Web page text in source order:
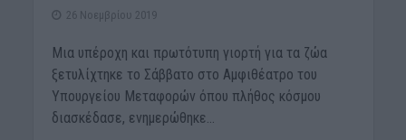
26 Νοεμβρίου 2019
Μια υπέροχη και πρωτότυπη γιορτή για τα ζώα
ξετυλίχτηκε το Σάββατο στο Αμφιθέατρο του
Υπουργείου Μεταφορών όπου πλήθος κόσμου
διασκέδασε, ενημερώθηκε...